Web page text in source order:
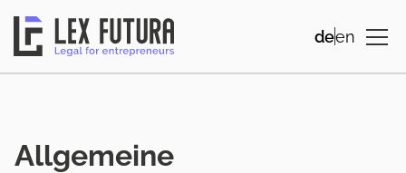
deen
Allgemeine